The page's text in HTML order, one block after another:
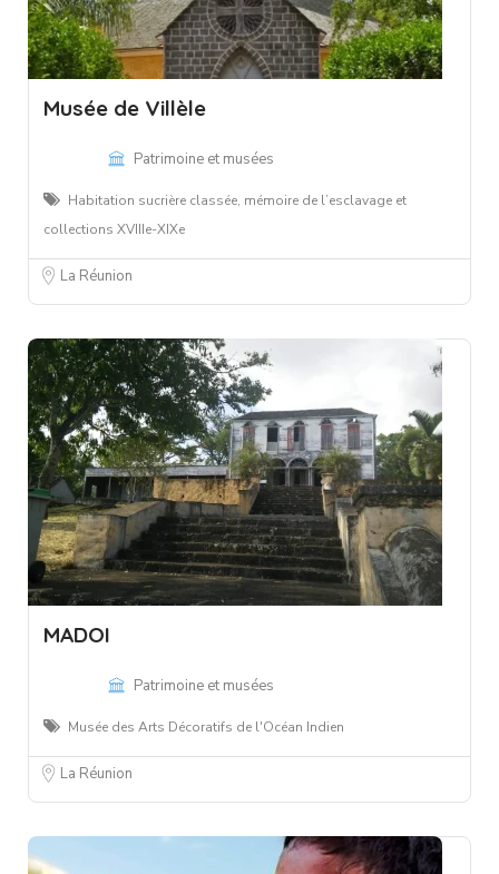
Musée de Villèle
Patrimoine et musées
Habitation sucrière classée, mémoire de l’esclavage et
collections XVIIIe-XIXe
La Réunion
MADOI
Patrimoine et musées
Musée des Arts Décoratifs de l'Océan Indien
La Réunion